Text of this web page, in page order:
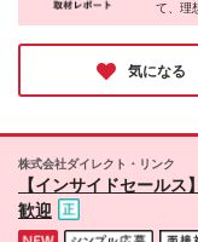
話し
＼こ
特化
専門
験、
記の
■OS
もの
のもの ■推奨CPU Intel：Corei5以上/第12世代
ュリ
■周
ポー
て、理
「資格
いう方
したい
た！
気になる
株式会社ダイレクト・リンク
【インサイドセール
歓迎